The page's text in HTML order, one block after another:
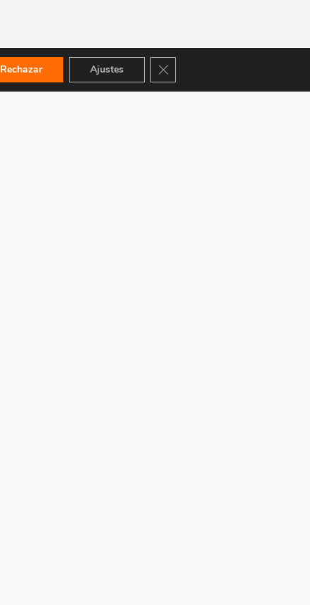
Rechazar Ajustes Cerrar el banner de cookies RGPD